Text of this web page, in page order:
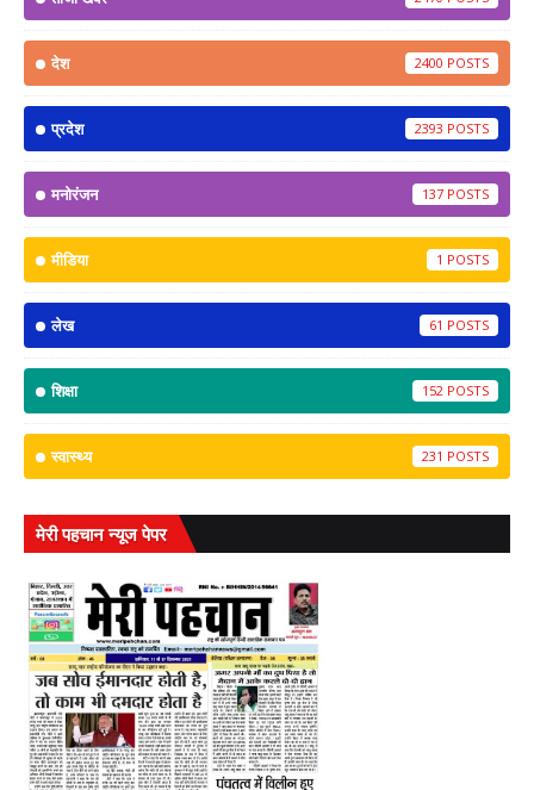
देश 2400
प्रदेश 2393
मनोरंजन 137
मीडिया 1
लेख 61
शिक्षा 152
स्वास्थ्य 231
मेरी पहचान न्यूज पेपर